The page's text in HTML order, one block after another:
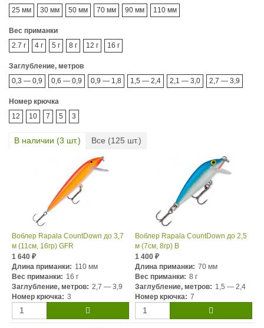
25 мм
30 мм 50 мм 70 мм 90 мм 110 мм
Вес приманки
2.7 г
4 г 5 г 8 г 12 г 16 г
Заглубление, метров
0,3 — 0,9
0,6 — 0,9 0,9 — 1,8 1,5 — 2,4 2,1 — 3,0 2,7 — 3,9
Номер крючка
12
10 7 5 3
В наличии (3 шт.) Все (125 шт.)
Воблер Rapala CountDown до 3,7
м (11см, 16гр) GFR
1 640 ₽
Длина приманки: 110 мм
Вес приманки: 16 г
Заглубление, метров: 2,7 — 3,9
Номер крючка: 3
Воблер Rapala CountDown до 2,5
м (7см, 8гр) B
1 400 ₽
Длина приманки: 70 мм
Вес приманки: 8 г
Заглубление, метров: 1,5 — 2,4
Номер крючка: 7